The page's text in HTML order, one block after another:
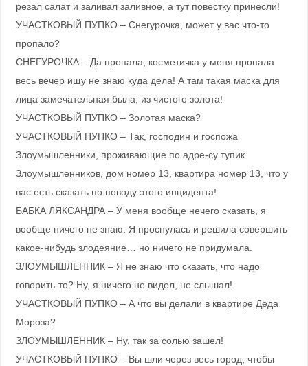
резал салат и заливал заливное, а тут повестку принесли!
УЧАСТКОВЫЙ ПУПКО – Снегурочка, может у вас что-то
пропало?
СНЕГУРОЧКА – Да пропала, косметичка у меня пропала
весь вечер ищу не знаю куда дела! А там такая маска для
лица замечательная была, из чистого золота!
УЧАСТКОВЫЙ ПУПКО – Золотая маска?
УЧАСТКОВЫЙ ПУПКО – Так, господин и госпожа
Злоумышленники, проживающие по адре-су тупик
Злоумышленников, дом номер 13, квартира номер 13, что у
вас есть сказать по поводу этого инцидента!
БАБКА ЛЯКСАНДРА – У меня вообще нечего сказать, я
вообще ничего не знаю. Я проснулась и решила совершить
какое-нибудь злодеяние… но ничего не придумала.
ЗЛОУМЫШЛЕННИК – Я не знаю что сказать, что надо
говорить-то? Ну, я ничего не видел, не слышал!
УЧАСТКОВЫЙ ПУПКО – А что вы делали в квартире Деда
Мороза?
ЗЛОУМЫШЛЕННИК – Ну, так за солью зашел!
УЧАСТКОВЫЙ ПУПКО – Вы шли через весь город, чтобы